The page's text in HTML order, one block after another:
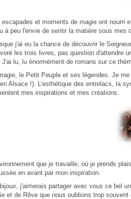
et moments de magie ont nourri
à peu l'envie de sentir la matière sous
j'ai eu la chance de découvrir le
les trois livres, pas question d'attendre
lu, lu énormément de romans sur ce
le Petit Peuple et ses légendes. Je
Alsace !). L'esthétique des entrelacs, la
mes inspirations et mes créations.
que je travaille, où je prends
en avant par mon inspiration.
j'aimerais partager avec vous ce bel
et de Rêve que nous oublions trop souvent